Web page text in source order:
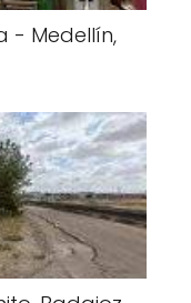
- Medellín,